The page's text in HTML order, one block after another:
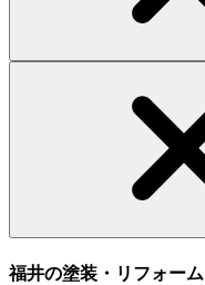
福井の塗装・リフォー